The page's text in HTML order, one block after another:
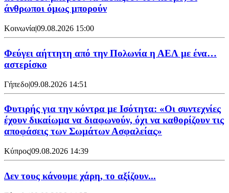
άνθρωποι όμως μπορούν
Κοινωνία|09.08.2026 15:00
Φεύγει αήττητη από την Πολωνία η ΑΕΛ με ένα…
αστερίσκο
Γήπεδο|09.08.2026 14:51
Φυτιρής για την κόντρα με Ισότητα: «Οι συντεχνίες
έχουν δικαίωμα να διαφωνούν, όχι να καθορίζουν τις
αποφάσεις των Σωμάτων Ασφαλείας»
Κύπρος|09.08.2026 14:39
Δεν τους κάνουμε χάρη, το αξίζουν...